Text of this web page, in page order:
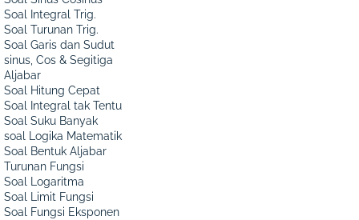
Soal Integral Trig.
Soal Turunan Trig.
Soal Garis dan Sudut
sinus, Cos & Segitiga
Aljabar
Soal Hitung Cepat
Soal Integral tak Tentu
Soal Suku Banyak
soal Logika Matematik
Soal Bentuk Aljabar
Turunan Fungsi
Soal Logaritma
Soal Limit Fungsi
Soal Fungsi Eksponen